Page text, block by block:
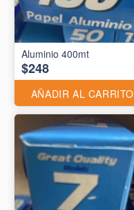
Aluminio 400mt
$248
AÑADIR AL CARRITO